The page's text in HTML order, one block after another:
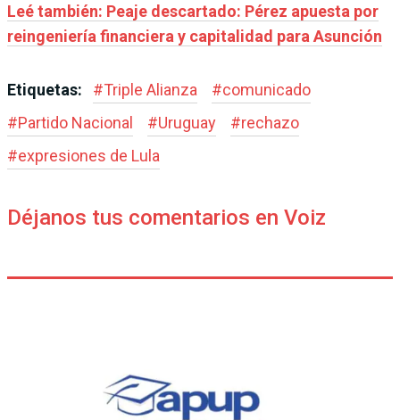
Leé también: Peaje descartado: Pérez apuesta por
reingeniería financiera y capitalidad para Asunción
Etiquetas: #Triple Alianza #comunicado
#Partido Nacional #Uruguay #rechazo
#expresiones de Lula
Déjanos tus comentarios en Voiz